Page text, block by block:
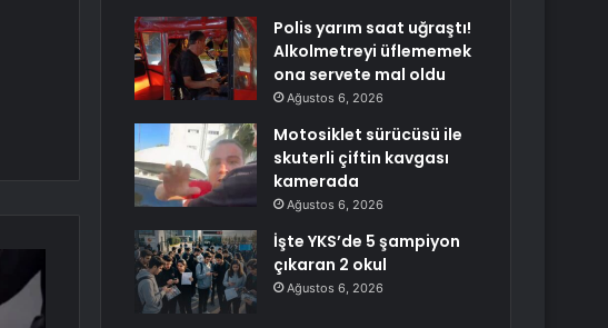
Polis yarım saat uğraştı!
Alkolmetreyi üflememek
ona servete mal oldu
Ağustos 6, 2026
Motosiklet sürücüsü ile
skuterli çiftin kavgası
kamerada
Ağustos 6, 2026
İşte YKS’de 5 şampiyon
çıkaran 2 okul
Ağustos 6, 2026